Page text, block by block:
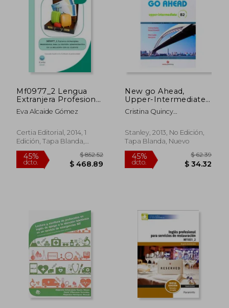
45%
dcto. $ 28.76
45%
dcto.
45%
dcto. $ 29.11
45%
Mf0977_2 Lengua
Extranjera Profesional
Para la Gestión
Administrativa en la
Cliente
Eva Alcaide Gómez
Certia Editorial, 2014, 1
Edición, Tapa Blanda,
Usado
New go Ahead,
Upper-Intermediate
b2. Student's Book +
Workbook (en Inglés)
Cristina Quincy
Schweich,Nina Lauder
Stanley, 2013, No Edición,
Tapa Blanda, Nuevo